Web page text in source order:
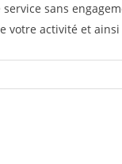
sans
votre activité et